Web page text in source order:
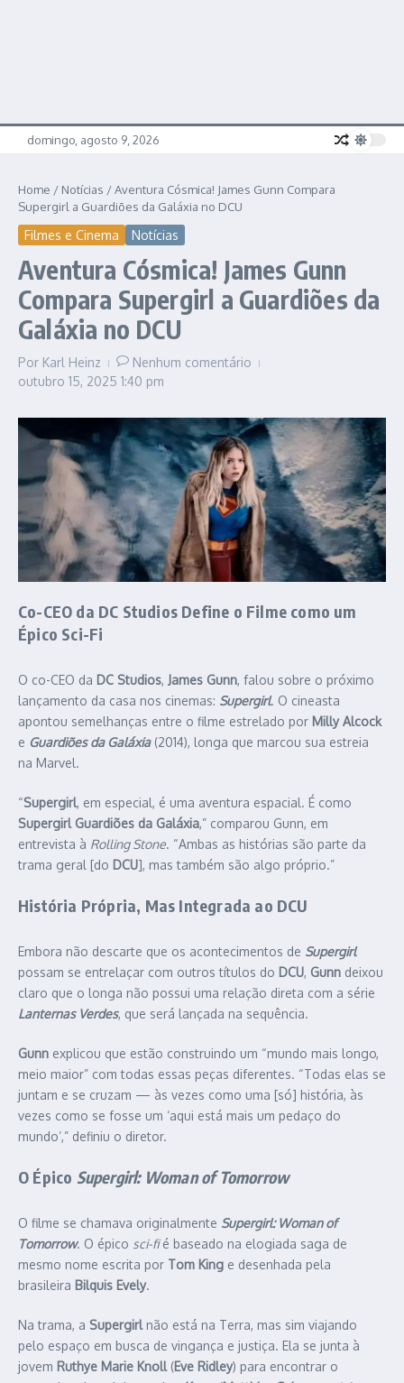
domingo, agosto 9, 2026
Home / Notícias /Aventura Cósmica! James Gunn Compara
Supergirl a Guardiões da Galáxia no DCU
Filmes e Cinema Notícias
Aventura Cósmica! James Gunn
Compara Supergirl a Guardiões da
Galáxia no DCU
Por Karl Heinz
Nenhum comentário
outubro 15, 2025 1:40 pm
Co-CEO da DC Studios Define o Filme como um
Épico Sci-Fi
O co-CEO da DC Studios, James Gunn, falou sobre o próximo
lançamento da casa nos cinemas: Supergirl. O cineasta
apontou semelhanças entre o filme estrelado por Milly Alcock
e Guardiões da Galáxia(2014), longa que marcou sua estreia
na Marvel.
“Supergirl, em especial, é uma aventura espacial. É como
Supergirl Guardiões da Galáxia,” comparou Gunn, em
entrevista à Rolling Stone. “Ambas as histórias são parte da
trama geral [do DCU], mas também são algo próprio.”
História Própria, Mas Integrada ao DCU
Embora não descarte que os acontecimentos de Supergirl
possam se entrelaçar com outros títulos do DCU, Gunn deixou
claro que o longa não possui uma relação direta com a série
Lanternas Verdes, que será lançada na sequência.
Gunn explicou que estão construindo um “mundo mais longo,
meio maior” com todas essas peças diferentes. “Todas elas se
juntam e se cruzam — às vezes como uma [só] história, às
vezes como se fosse um ‘aqui está mais um pedaço do
mundo’,” definiu o diretor.
O Épico Supergirl: Woman of Tomorrow
O filme se chamava originalmente Supergirl: Woman of
Tomorrow. O épico sci-fié baseado na elogiada saga de
mesmo nome escrita por Tom King e desenhada pela
brasileira Bilquis Evely.
Na trama, a Supergirlnão está na Terra, mas sim viajando
pelo espaço em busca de vingança e justiça. Ela se junta à
jovem Ruthye Marie Knoll(Eve Ridley) para encontrar o